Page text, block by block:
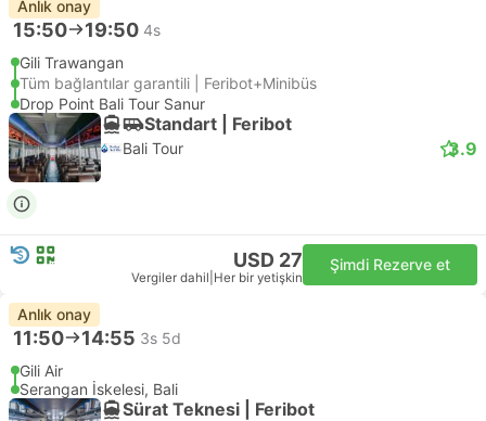
Anlık onay
15:50 19:50 4s
Gili Trawangan
Tüm bağlantılar garantili | Feribot+Minibüs
Drop Point Bali Tour Sanur
Standart | Feribot
Bali Tour 3.9
USD 27
Vergiler dahil Her bir yetişkin
Şimdi Rezerve et
Anlık onay
11:50 14:55 3s 5d
Gili Air
Serangan İskelesi, Bali
Sürat Teknesi | Feribot